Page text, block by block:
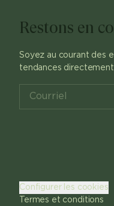
Restons en
Soyez au courant des
tendances
Configurer les cookies
Termes et conditions